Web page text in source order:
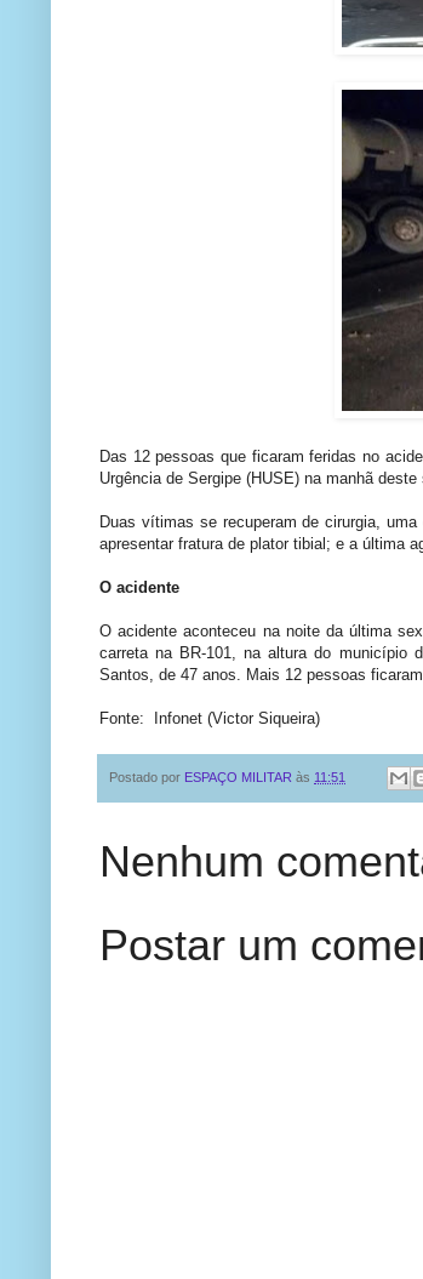
Das 12 pessoas que ficaram feridas no
Urgência de Sergipe (HUSE) na manhã deste
Duas vítimas se recuperam de cirurgia,
apresentar fratura de plator tibial; e a última
O acidente
O acidente aconteceu na noite da última
carreta na BR-101, na altura do
Santos, de 47 anos. Mais 12 pessoas ficaram
Fonte: Infonet (Victor Siqueira)
Postado por ESPAÇO MILITAR às 11:51
Nenhum
Postar um